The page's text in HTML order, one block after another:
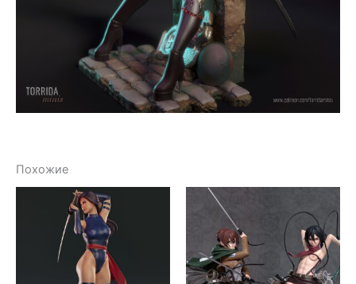
Похожие